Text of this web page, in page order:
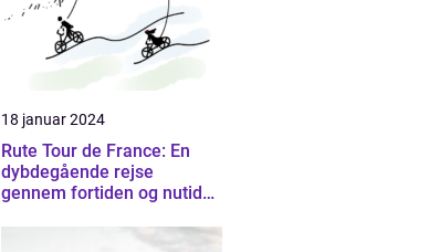
18 januar 2024
Rute Tour de France: En
dybdegående rejse
gennem fortiden og nutiden
prestigefyldte cykelløb